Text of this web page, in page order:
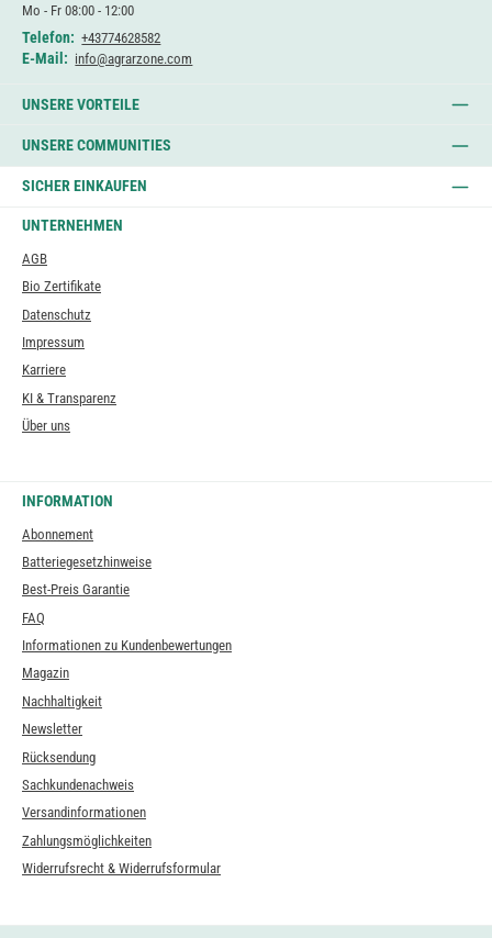
Mo - Fr 08:00 - 12:00
Telefon: +43774628582
E-Mail: info@agrarzone.com
UNSERE VORTEILE
UNSERE COMMUNITIES
SICHER EINKAUFEN
UNTERNEHMEN
AGB
Bio Zertifikate
Datenschutz
Impressum
Karriere
KI & Transparenz
Über uns
INFORMATION
Abonnement
Batteriegesetzhinweise
Best-Preis Garantie
FAQ
Informationen zu Kundenbewertungen
Magazin
Nachhaltigkeit
Newsletter
Rücksendung
Sachkundenachweis
Versandinformationen
Zahlungsmöglichkeiten
Widerrufsrecht & Widerrufsformular